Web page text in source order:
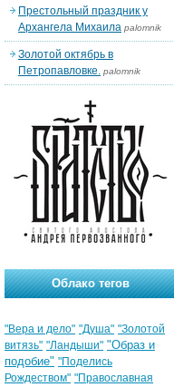
Престольный праздник у
Архангела Михаила palomnik
Золотой октябрь в
Петропавловке. palomnik
Облако тегов
"Вера и дело" "Душа" "Золотой
витязь" "Ландыши" "Образ и
подобие" "Поделись
Рождеством" "Православная